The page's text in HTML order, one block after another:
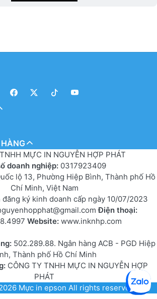
MỰC IN NGUYỄN HỢP PHÁT
doanh nghiệp: 0317923409
lộ 13, Phường Hiệp Bình, Thành phố Hồ
Chí Minh, Việt Nam
đăng ký kinh doanh cấp ngày 10/07/2023
Điện thoại:
Website: www.inknhp.com
502.289.88. Ngân hàng ACB - PGD Hiệp
Thành phố Hồ Chí Minh
CÔNG TY TNHH MỰC IN NGUYỄN HỢP
PHÁT
Mực in epson All rights reserved.